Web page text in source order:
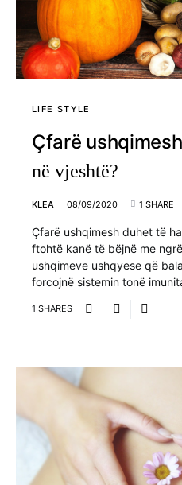
LIFE STYLE
Çfarë
në vjeshtë?
KLEA 08/09/2020 1 SHARE
Çfarë ushqimesh duhet të
ftohtë kanë të bëjnë me
ushqimeve ushqyese që
forcojnë sistemin tonë
1 SHARES